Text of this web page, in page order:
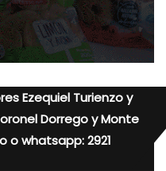
Ezequiel Turienzo y
Dorrego y Monte
o whatsapp: 2921